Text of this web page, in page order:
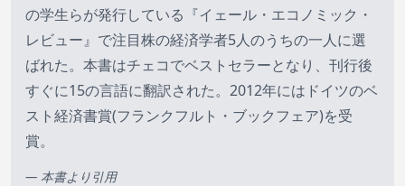
の学生らが発行している『イェール・エコノミック・
レビュー』で注目株の経済学者5人のうちの一人に選
ばれた。本書はチェコでベストセラーとなり、刊行後
すぐに15の言語に翻訳された。2012年にはドイツのベ
スト経済書賞(フランクフルト・ブックフェア)を受
賞。
— 本書より引用